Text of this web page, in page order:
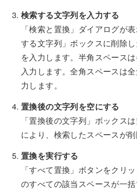
検索する文字列を入力する
「検索と置換」ダイアログが
する文字列」ボックスに削除
を入力します。半角スペース
入力します。全角スペースは
力します。
置換後の文字列を空にする
「置換後の文字列」ボックス
により、検索したスペースが削
置換を実行する
「すべて置換」ボタンをクリ
のすべての該当スペースが一括